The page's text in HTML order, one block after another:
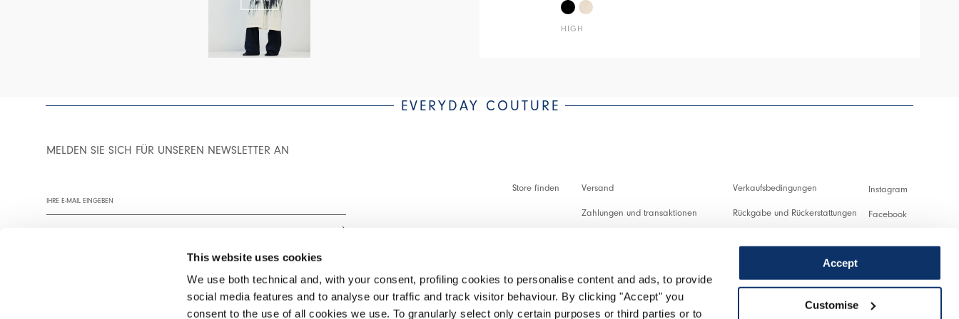
This website uses cookies
We use both technical and, with your consent, profiling cookies to personalise content and ads, to provide
social media features and to analyse our traffic and track visitor behaviour. By clicking "Accept" you
consent to the use of all cookies we use. To granularly select only certain purposes or third parties or to
Accept
Customise
HIGH
EVERYDAY COUTURE
MELDEN SIE SICH FÜR UNSEREN NEWSLETTER AN
Wir empfehlen Ihnen, unsere Datenschutzrichtlinie vollständig zu lesen.
Store finden Versand
Zahlungen und transaktionen
Rückgabe veranlassen
Verkaufsbedingungen
Rückgabe und Rückerstattungen
Cookies
Instagram
Facebook
Twitter
Spotify